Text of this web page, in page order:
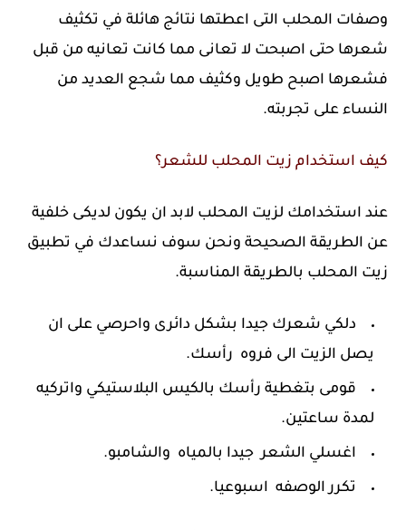
وصفات المحلب التى اعطتها نتائج هائلة في تكثيف
شعرها حتى اصبحت لا تعانى مما كانت تعانيه من قبل
فشعرها اصبح طويل وكثيف مما شجع العديد من
النساء على تجربته.
كيف استخدام زيت المحلب للشعر؟
عند استخدامك لزيت المحلب لابد ان يكون لديكى خلفية
عن الطريقة الصحيحة ونحن سوف نساعدك في تطبيق
زيت المحلب بالطريقة المناسبة.
دلكي شعرك جيدا بشكل دائرى واحرصي على ان
يصل الزيت الى فروه رأسك.
قومى بتغطية رأسك بالكيس البلاستيكي واتركيه
لمدة ساعتين.
اغسلي الشعر جيدا بالمياه والشامبو.
تكرر الوصفه اسبوعيا.